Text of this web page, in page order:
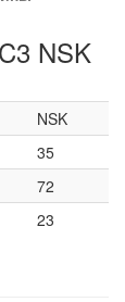
NSK
NSK
35
72
23